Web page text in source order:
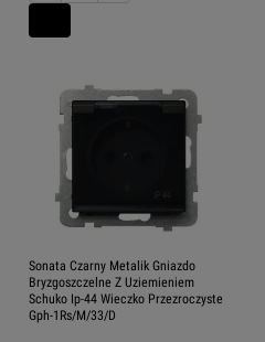
Sonata Czarny Metalik Gniazdo
Bryzgoszczelne Z Uziemieniem
Schuko Ip-44 Wieczko Przezroczyste
Gph-1Rs/M/33/D